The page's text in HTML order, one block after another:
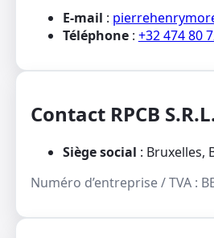
E-mail :
Téléphone: +32 474 80
Contact RPCB
Siège social : Bruxelles,
Numéro d’entreprise / TVA :